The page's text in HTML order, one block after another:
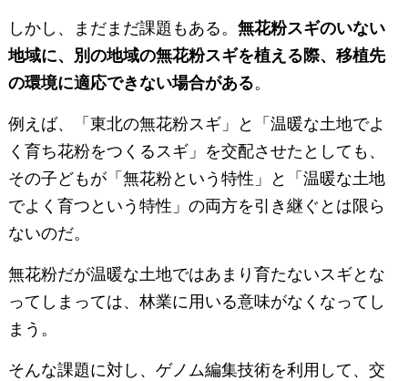
しかし、まだまだ課題もある。 無花粉スギのいない
地域に、別の地域の無花粉スギを植える際、移植先
の環境に適応できない場合がある。
例えば、「東北の無花粉スギ」と「温暖な土地でよ
く育ち花粉をつくるスギ」を交配させたとしても、
その子どもが「無花粉という特性」と「温暖な土地
でよく育つという特性」の両方を引き継ぐとは限ら
ないのだ。
無花粉だが温暖な土地ではあまり育たないスギとな
ってしまっては、林業に用いる意味がなくなってし
まう。
そんな課題に対し、ゲノム編集技術を利用して、交